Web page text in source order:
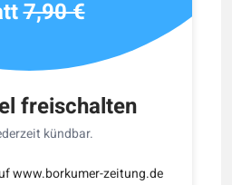
freischalten
kündbar.
www.borkumer-zeitung.de
7,90 €